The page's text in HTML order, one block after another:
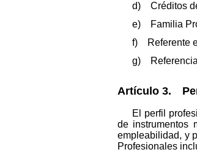
d) Créditos
e) Familia
f) Referente
g) Referencia
Artículo 3.
El perfil
de instrumentos
empleabilidad, y
Profesionales